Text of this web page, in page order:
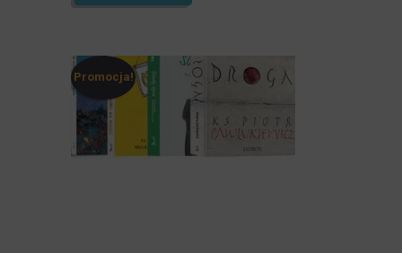
Promocja!